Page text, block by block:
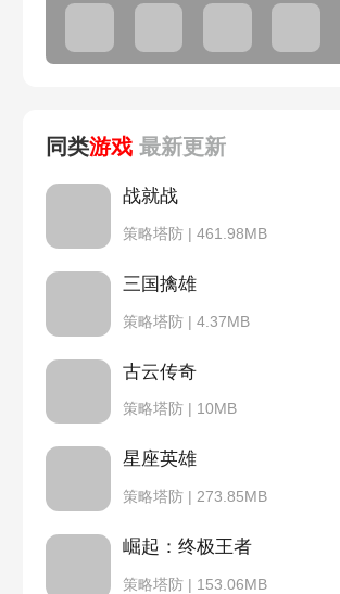
同类游戏 最新更新
战就战
策略塔防 | 461.98MB
三国擒雄
策略塔防 | 4.37MB
古云传奇
策略塔防 | 10MB
星座英雄
策略塔防 | 273.85MB
崛起：终极王者
策略塔防 | 153.06MB